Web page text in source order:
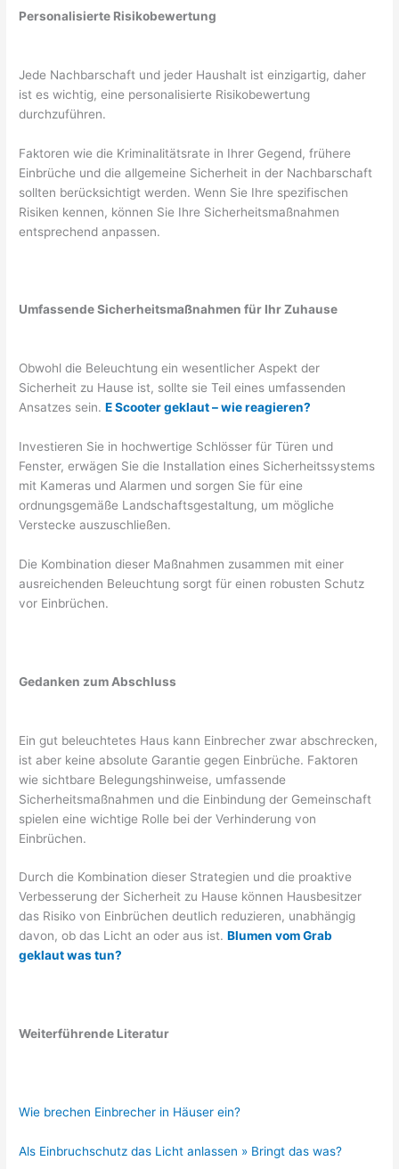
Personalisierte Risikobewertung
Jede Nachbarschaft und jeder Haushalt ist einzigartig, daher
ist es wichtig, eine personalisierte Risikobewertung
durchzuführen.
Faktoren wie die Kriminalitätsrate in Ihrer Gegend, frühere
Einbrüche und die allgemeine Sicherheit in der Nachbarschaft
sollten berücksichtigt werden. Wenn Sie Ihre spezifischen
Risiken kennen, können Sie Ihre Sicherheitsmaßnahmen
entsprechend anpassen.
Umfassende Sicherheitsmaßnahmen für Ihr Zuhause
Obwohl die Beleuchtung ein wesentlicher Aspekt der
Sicherheit zu Hause ist, sollte sie Teil eines umfassenden
Ansatzes sein.E Scooter geklaut – wie reagieren?
Investieren Sie in hochwertige Schlösser für Türen und
Fenster, erwägen Sie die Installation eines Sicherheitssystems
mit Kameras und Alarmen und sorgen Sie für eine
ordnungsgemäße Landschaftsgestaltung, um mögliche
Verstecke auszuschließen.
Die Kombination dieser Maßnahmen zusammen mit einer
ausreichenden Beleuchtung sorgt für einen robusten Schutz
vor Einbrüchen.
Gedanken zum Abschluss
Ein gut beleuchtetes Haus kann Einbrecher zwar abschrecken,
ist aber keine absolute Garantie gegen Einbrüche. Faktoren
wie sichtbare Belegungshinweise, umfassende
Sicherheitsmaßnahmen und die Einbindung der Gemeinschaft
spielen eine wichtige Rolle bei der Verhinderung von
Einbrüchen.
Durch die Kombination dieser Strategien und die proaktive
Verbesserung der Sicherheit zu Hause können Hausbesitzer
das Risiko von Einbrüchen deutlich reduzieren, unabhängig
davon, ob das Licht an oder aus ist.Blumen vom Grab
geklaut was tun?
Weiterführende Literatur
Wie brechen Einbrecher in Häuser ein?
Als Einbruchschutz das Licht anlassen » Bringt das was?